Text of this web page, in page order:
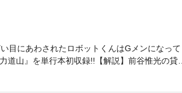
目にあわされたロボットくんはGメンになって
山』を単行本初収録!!【解説】前谷惟光の貸本
ロレス界の立役者”力道山”の伝記漫画をカッ